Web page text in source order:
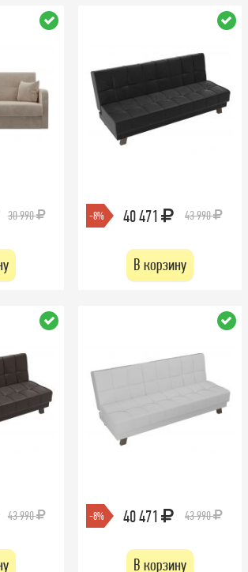
30 990 -8% 40 471 43 990
В корзину
43 990 -8% 40 471 43 990
В корзину